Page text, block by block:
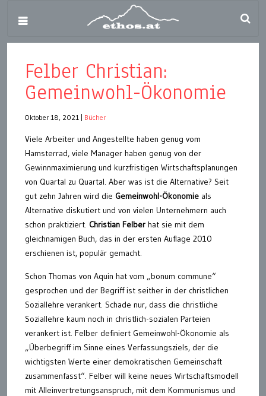
Felber Christian:
Gemeinwohl-Ökonomie
Oktober 18, 2021 Bücher
Viele Arbeiter und Angestellte haben genug vom
Hamsterrad, viele Manager haben genug von der
Gewinnmaximierung und kurzfristigen Wirtschaftsplanungen
von Quartal zu Quartal. Aber was ist die Alternative? Seit
gut zehn Jahren wird die Gemeinwohl-Ökonomie als
Alternative diskutiert und von vielen Unternehmern auch
schon praktiziert. Christian Felber hat sie mit dem
gleichnamigen Buch, das in der ersten Auflage 2010
erschienen ist, populär gemacht.
Schon Thomas von Aquin hat vom „bonum commune“
gesprochen und der Begriff ist seither in der christlichen
Soziallehre verankert. Schade nur, dass die christliche
Soziallehre kaum noch in christlich-sozialen Parteien
verankert ist. Felber definiert Gemeinwohl-Ökonomie als
„Überbegriff im Sinne eines Verfassungsziels, der die
wichtigsten Werte einer demokratischen Gemeinschaft
zusammenfasst“. Felber will keine neues Wirtschaftsmodell
mit Alleinvertretungsanspruch, mit dem Kommunismus und